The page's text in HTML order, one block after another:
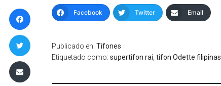
Facebook Twitter Email
Publicado en: Tifones
Etiquetado como: supertifon rai tifon Odette filipinas